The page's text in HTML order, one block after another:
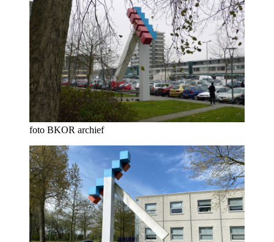
foto BKOR archief